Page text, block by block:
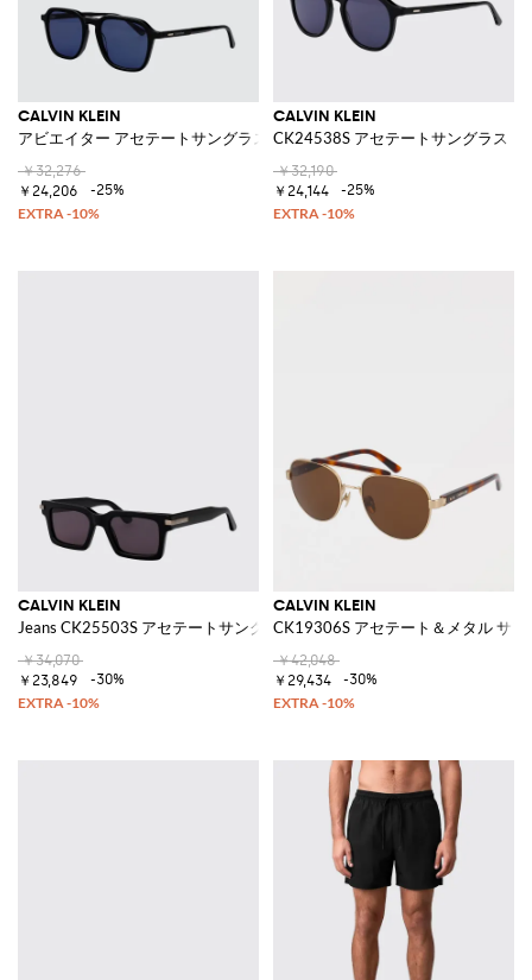
CALVIN KLEIN
アビエイター アセテートサングラス CR-39レンズ付き
￥32,276
￥24,206
-25%
CALVIN KLEIN
CK24538S アセテートサングラス
￥32,190
￥24,144
-25%
CALVIN KLEIN
Jeans CK25503S アセテートサングラス
￥34,070
￥23,849
-30%
CALVIN KLEIN
CK19306S アセテート＆メタル サン
￥42,048
￥29,434
-30%